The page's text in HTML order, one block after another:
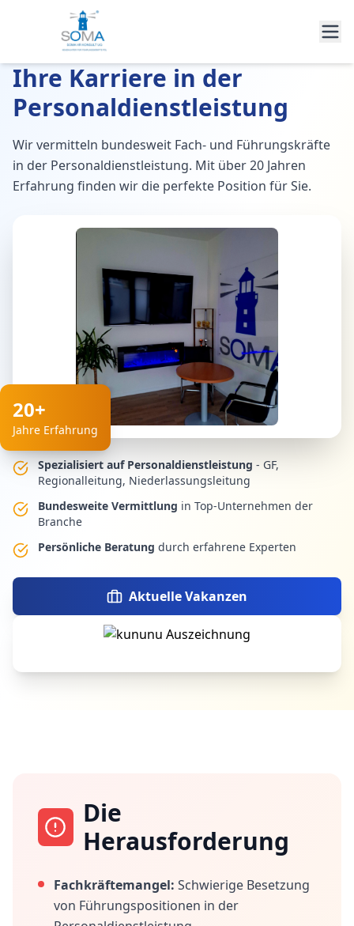
Ihre Karriere in der
Personaldienstleistung
Wir vermitteln bundesweit Fach- und Führungskräfte
in der Personaldienstleistung. Mit über 20 Jahren
Erfahrung finden wir die perfekte Position für Sie.
20+
Jahre Erfahrung
Spezialisiert auf Personaldienstleistung - GF,
Regionalleitung, Niederlassungsleitung
Bundesweite Vermittlung in Top-Unternehmen der
Branche
Persönliche Beratung durch erfahrene Experten
Aktuelle Vakanzen
Die
Herausforderung
Fachkräftemangel: Schwierige Besetzung
von Führungspositionen in der